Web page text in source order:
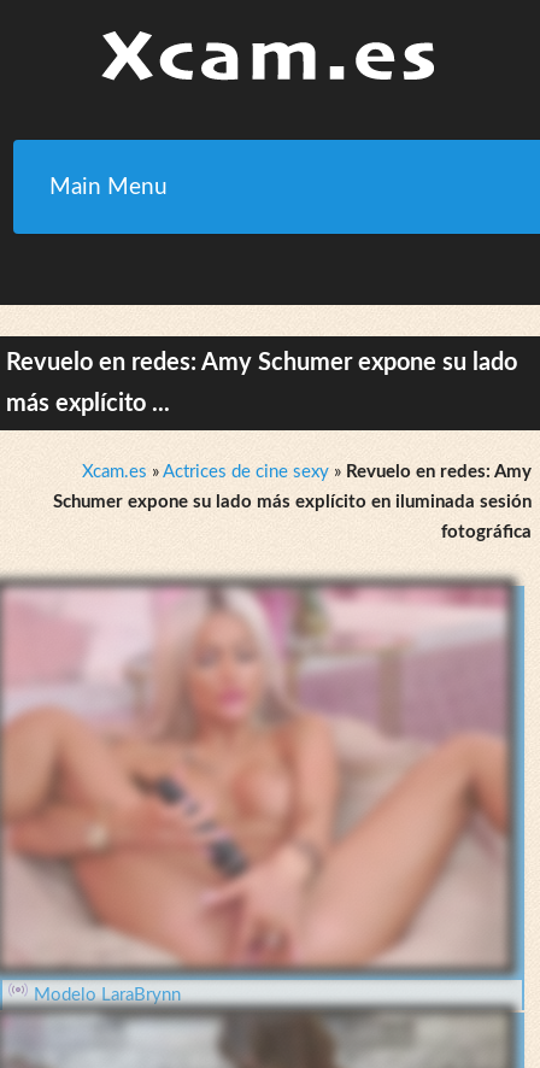
Main Menu
Revuelo en redes: Amy Schumer expone su lado
más explícito ...
Xcam.es » Actrices de cine sexy » Revuelo en redes: Amy
Schumer expone su lado más explícito en iluminada sesión
fotográfica
Modelo LaraBrynn